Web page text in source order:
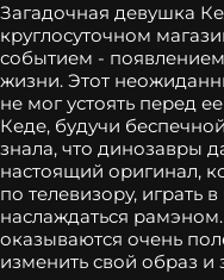
Загадочная девушка
круглосуточном
событием -
жизни. Этот
не мог устоять перед
Кеде, будучи
знала, что динозавры
настоящий оригинал,
по телевизору, играть
наслаждаться
оказываются очень
изменить свой образ